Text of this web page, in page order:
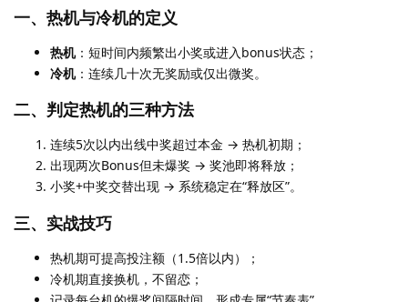
一、热机与冷机的定义
热机：短时间内频繁出小奖或进入bonus状态；
冷机：连续几十次无奖励或仅出微奖。
二、判定热机的三种方法
连续5次以内出线中奖超过本金 → 热机初期；
出现两次Bonus但未爆奖 → 奖池即将释放；
小奖+中奖交替出现 → 系统稳定在“释放区”。
三、实战技巧
热机期可提高投注额（1.5倍以内）；
冷机期直接换机，不留恋；